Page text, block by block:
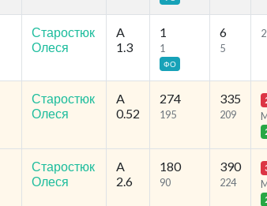
Старостюк
Олеся
A
1.3
1
1
ФО
6
5
Старостюк
Олеся
A
0.52
274
195
335
209
Старостюк
Олеся
A
2.6
180
90
390
224